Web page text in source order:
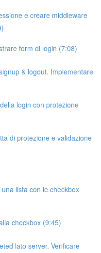
e creare middleware
form di login (7:08)
& logout. Implementare
login con protezione
di protezione e validazione
lista con le checkbox
checkbox (9:45)
lato server. Verificare